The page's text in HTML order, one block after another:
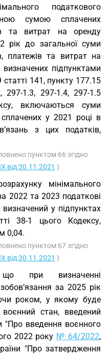
податкового
сумою сплачених
та витрат на оренду
рік до загальної суми
платежів та витрат на
підпунктами
141, пункту 177.15
297-1.3, 297-1.4, 297-1.5
включаються суми
сплачених у 2021 році в
з цих податків,
пунктом 66 згідно
від 30.11.2021 )
мінімального
2022 та 2023 податкові
визначений у підпунктах
38-1 цього Кодексу,
0,04.
пунктом 67 згідно
від 30.11.2021 )
при визначенні
за 2025 рік
роком, у якому буде
стан, введений
"Про введення воєнного
2022 року № 64/2022,
"Про затвердження